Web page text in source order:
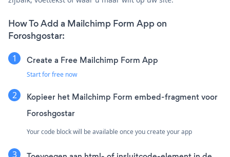
How To Add a Mailchimp Form App on
Foroshgostar:
Create a Free Mailchimp Form App
Start for free now
Kopieer het Mailchimp Form embed-fragment voor
Foroshgostar
Your code block will be available once you create your app